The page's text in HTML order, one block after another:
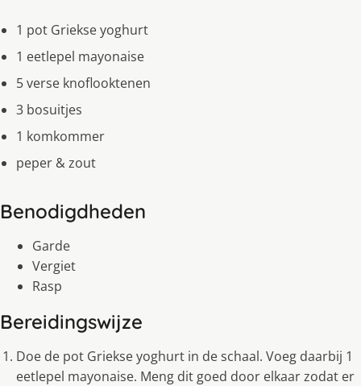
1 pot Griekse yoghurt
1 eetlepel mayonaise
5 verse knoflooktenen
3 bosuitjes
1 komkommer
peper & zout
Benodigdheden
Garde
Vergiet
Rasp
Bereidingswijze
Doe de pot Griekse yoghurt in de schaal. Voeg daarbij 1
eetlepel mayonaise. Meng dit goed door elkaar zodat er